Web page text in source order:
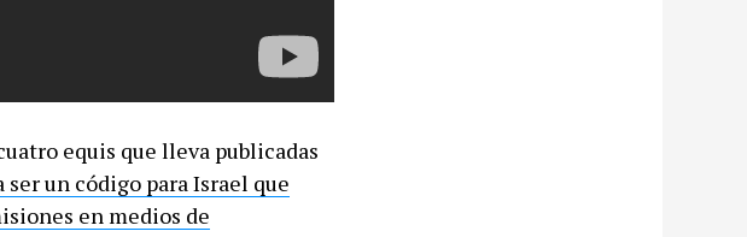
equis que lleva publicadas
un código para Israel que
en medios de